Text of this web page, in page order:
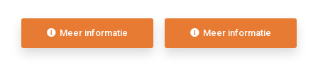
Meer informatie Meer informatie